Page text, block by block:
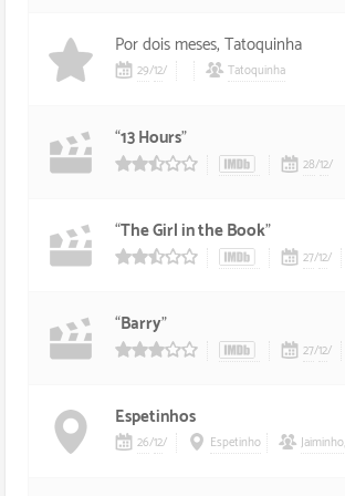
Por dois meses, Tatoquinha
29/12/ Tatoquinha
“13 Hours”
25/5 estrelas 28/12/
“The Girl in the Book”
25/5 estrelas 27/12/
“Barry”
3/5 estrelas 27/12/
Espetinhos
26/12/ Espetinho Jaiminho